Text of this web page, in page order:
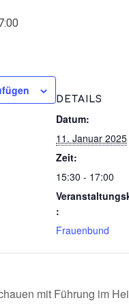
DETAILS
Datum:
11. Januar 2025
Zeit:
15:30 - 17:00
:
Frauenbund
mit Führung im